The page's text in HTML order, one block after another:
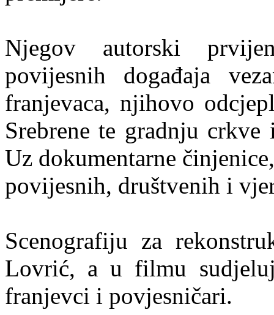
Njegov autorski
povijesnih događaja
franjevaca, njihovo
Srebrene te gradnju
Uz dokumentarne
povijesnih, društvenih i
Scenografiju za
Lovrić, a u filmu
franjevci i povjesničari.